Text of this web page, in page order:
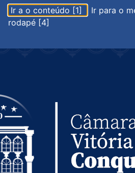
Ir a o conteúdo [1] Ir para o
rodapé [4]